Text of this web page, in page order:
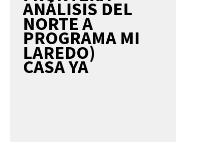
NORTE A
LAREDO)
ANÁLISIS DEL
PROGRAMA MI
CASA YA